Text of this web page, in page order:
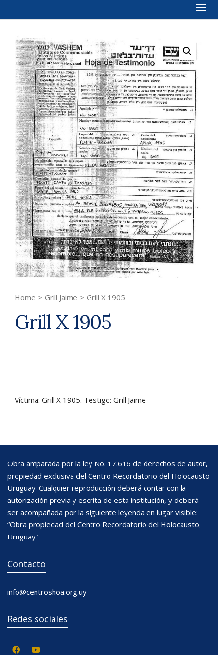
Home > Grill Jaime > Grill X 1905
Grill X 1905
Víctima: Grill X 1905. Testigo: Grill Jaime
Obra amparada por la ley No. 17.616 de derechos de autor,
propiedad exclusiva del Centro Recordatorio del Holocausto
Uruguay. Cualquier reproducción deberá contar con la
autorización previa y escrita de esta institución, y deberá
ser acompañada por la siguiente leyenda en lugar visible:
“Obra propiedad del Centro Recordatorio del Holocausto,
Uruguay”.
Contacto
info@centroshoa.org.uy
Redes sociales